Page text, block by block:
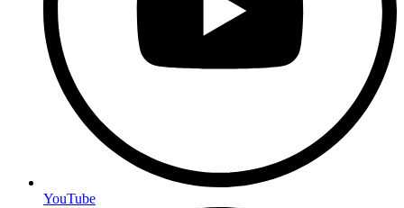
YouTube